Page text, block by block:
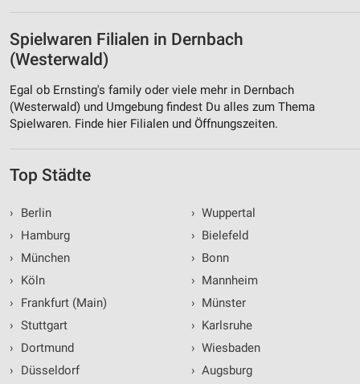
Spielwaren Filialen in Dernbach
(Westerwald)
Egal ob Ernsting's family oder viele mehr in Dernbach
(Westerwald) und Umgebung findest Du alles zum Thema
Spielwaren. Finde hier Filialen und Öffnungszeiten.
Top Städte
›
Berlin
›
Hamburg
›
München
›
Köln
›
Frankfurt (Main)
› Stuttgart
›
Dortmund
›
Düsseldorf
› Wuppertal
› Bielefeld
› Bonn
› Mannheim
› Münster
› Karlsruhe
› Wiesbaden
› Augsburg